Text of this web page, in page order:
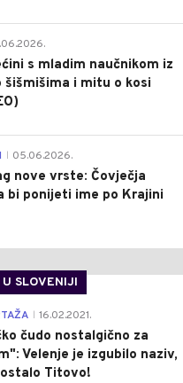
s mladim naučnikom iz
šišmišima i mitu o kosi
05.06.2026.
nove vrste: Čovječja
bi ponijeti ime po Krajini
SLOVENIJI
16.02.2021.
čudo nostalgično za
Velenje je izgubilo naziv,
Titovo!